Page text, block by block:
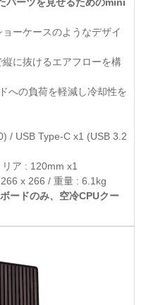
ーケースのようなデザイ
に抜けるエアフローを構
への負荷を軽減し冷却性を
/ USB Type-C x1 (USB 3.2
ア : 120mm x1
x 266 / 重量 : 6.1kg
ードのみ、空冷CPUクー